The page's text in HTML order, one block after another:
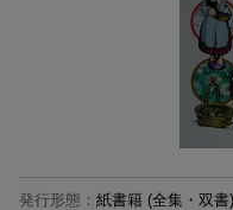
発行形態 ： 紙書籍 (全集・双書)